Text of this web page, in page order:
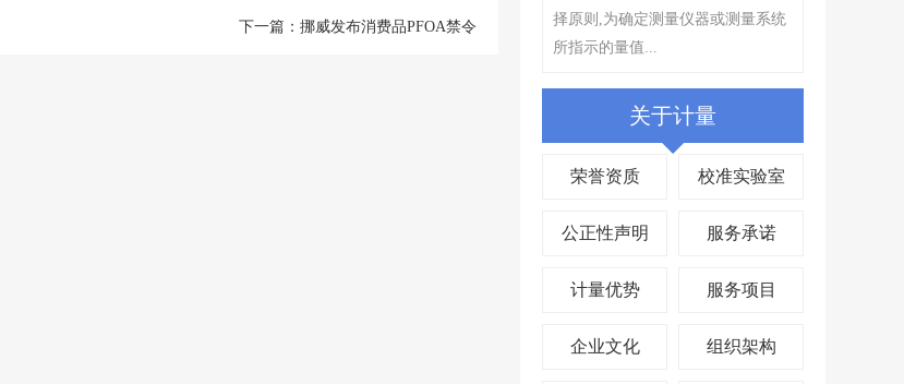
下一篇： 挪威发布消费品PFOA禁令
要的环节,评定测量装置的示值误差,择原则,为确定测量仪器或测量系统
择原则,为确定测量仪器或测量系统
所指示的量值...
关于计量
荣誉资质 校准实验室
公正性声明 服务承诺
计量优势 服务项目
企业文化 组织架构